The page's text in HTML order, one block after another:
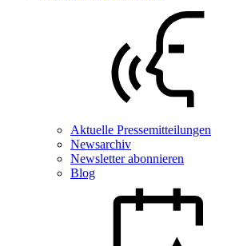
Aktuelle Pressemitteilungen
Newsarchiv
Newsletter abonnieren
Blog